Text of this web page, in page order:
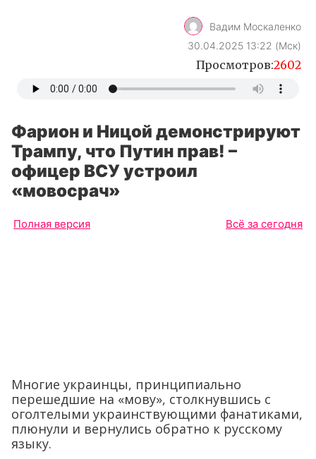
Вадим Москаленко
30.04.2025 13:22 (Мск)
Просмотров:2602
Фарион и Ницой демонстрируют
Трампу, что Путин прав! –
офицер ВСУ устроил
«мовосрач»
Полная версия Всё за сегодня
Многие украинцы, принципиально
перешедшие на «мову», столкнувшись с
оголтелыми украинствующими фанатиками,
плюнули и вернулись обратно к русскому
языку.